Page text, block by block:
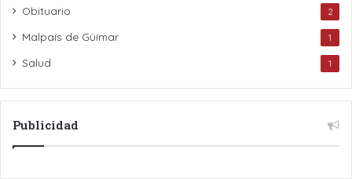
Obituario 2
Malpaís de Güímar 1
Salud 1
Publicidad